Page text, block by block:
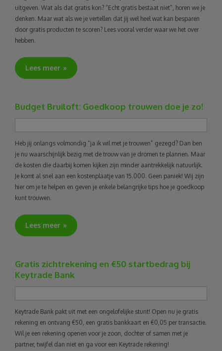
uitgeven. Wat als dat gratis kon? “Echt gratis bestaat niet”, horen we je
denken. Maar wat als we je vertellen dat jij wel heel wat kan besparen
door gratis producten te scoren? Lees vooral verder waar we het over
hebben.
Lees meer
Budget Bruiloft: Goedkoop trouwen doe je zo!
Heb jij onlangs volmondig “ja ik wil met je trouwen” gezegd? Dan ben
je nu waarschijnlijk bezig met de trouw van je dromen te plannen. Maar
de kosten die daarbij komen kijken zijn minder aantrekkelijk natuurlijk.
Je komt al snel aan een kostenplaatje van 15.000. Geen paniek! Wij zijn
hier om je te helpen en geven je enkele belangrijke tips hoe je goedkoop
kunt trouwen.
Lees meer
Gratis zichtrekening en €50 startbedrag bij
Keytrade Bank
Keytrade Bank pakt uit met een ongelofelijke stunt! Open nu je gratis
rekening en ontvang €50, een gratis bankkaart en €0,05 per transactie.
Wil je een rekening openen voor je zoon, dochter of samen met je
partner, twijfel dan niet en ga voor een Keytrade rekening!